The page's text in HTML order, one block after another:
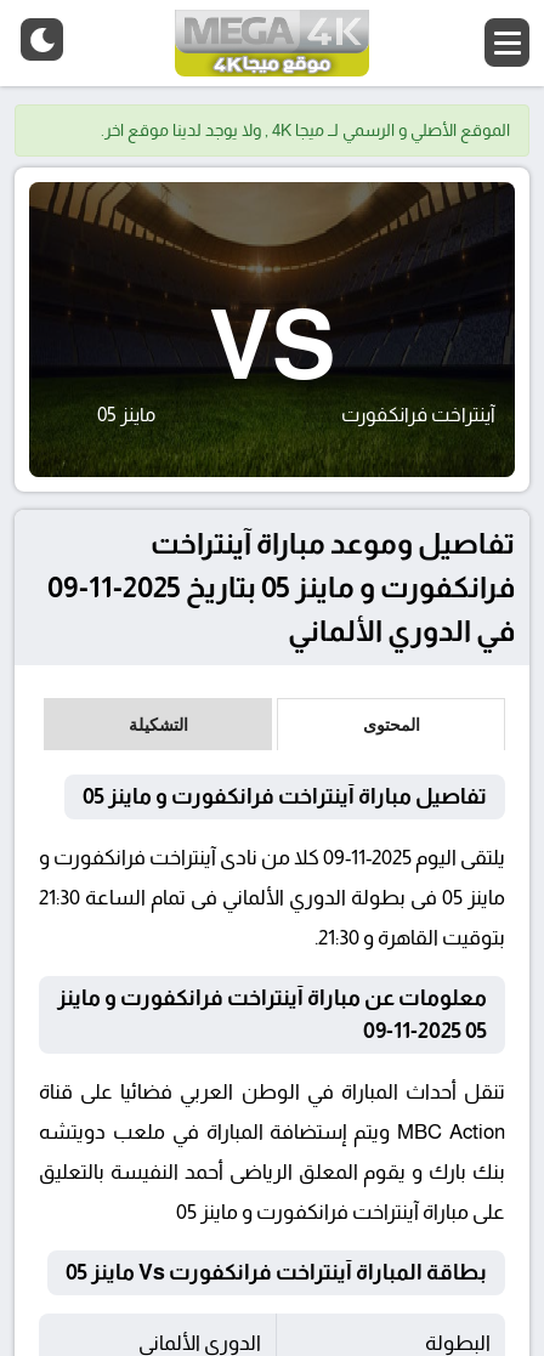
الموقع الأصلي و الرسمي لــ ميجا 4K , ولا يوجد لدينا موقع اخر.
آينتراخت فرانكفورت
VS
ماينز 05
تفاصيل وموعد مباراة آينتراخت
فرانكفورت و ماينز 05 بتاريخ 2025-11-09
في الدوري الألماني
المحتوى التشكيلة
تفاصيل مباراة آينتراخت فرانكفورت و ماينز 05
يلتقى اليوم 2025-11-09 كلا من نادى آينتراخت فرانكفورت و
ماينز 05 فى بطولة الدوري الألماني فى تمام الساعة 21:30
بتوقيت القاهرة و 21:30.
معلومات عن مباراة آينتراخت فرانكفورت و ماينز
05 2025-11-09
تنقل أحداث المباراة في الوطن العربي فضائيا على قناة
MBC Action ويتم إستضافة المباراة في ملعب دويتشه
بنك بارك و يقوم المعلق الرياضى أحمد النفيسة بالتعليق
على مباراة آينتراخت فرانكفورت و ماينز 05
بطاقة المباراة آينتراخت فرانكفورت Vs ماينز 05
البطولة الدوري الألماني